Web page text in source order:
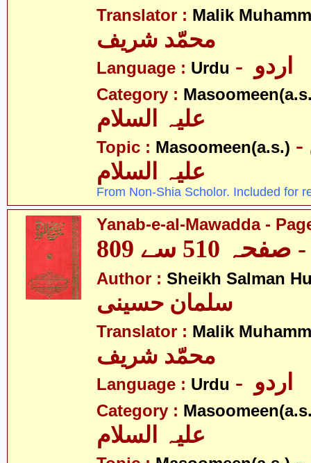
Translator : Malik
محمّد شریف
Language : Urdu
Category :
Topic : Masoomeen(a.s.) - معصومین
علیہ السلام
From Non-Shia Scholor. Included for
Yanab-e-al-Mawadda -
510 سے 809
Author : Sheikh Salman
سلمان حسینی
Translator : Malik
محمّد شریف
Language : Urdu
Category :